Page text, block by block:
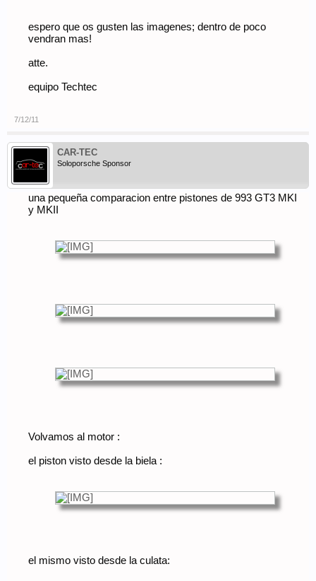
espero que os gusten las imagenes; dentro de poco
vendran mas!
atte.
equipo Techtec
7/12/11
CAR-TEC
Soloporsche Sponsor
una pequeña comparacion entre pistones de 993 GT3 MKI
y MKII
Volvamos al motor :
el piston visto desde la biela :
el mismo visto desde la culata: